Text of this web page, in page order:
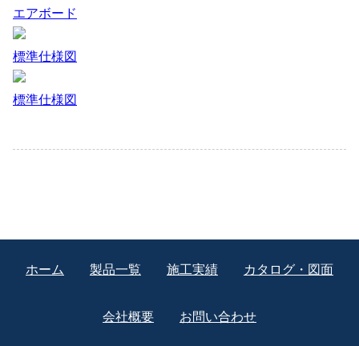
エアボード
標準仕様図
標準仕様図
ホーム 製品一覧 施工実績 カタログ・図面
会社概要 お問い合わせ